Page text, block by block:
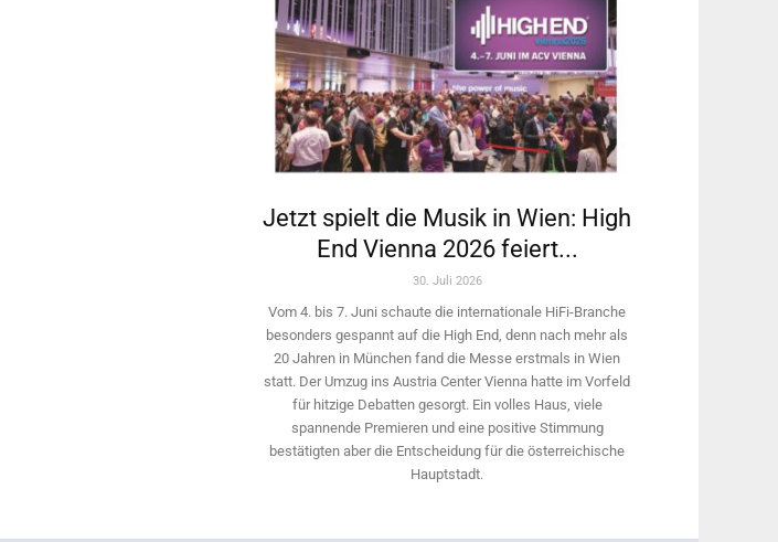
Jetzt spielt die Musik in Wien: High
End Vienna 2026 feiert...
30. Juli 2026
Vom 4. bis 7. Juni schaute die internationale HiFi-Branche
besonders gespannt auf die High End, denn nach mehr als
20 Jahren in München fand die Messe erstmals in Wien
statt. Der Umzug ins Austria Center Vienna hatte im Vorfeld
für hitzige Debatten gesorgt. Ein volles Haus, viele
spannende Premieren und eine positive Stimmung
bestätigten aber die Entscheidung für die österreichische
Hauptstadt.